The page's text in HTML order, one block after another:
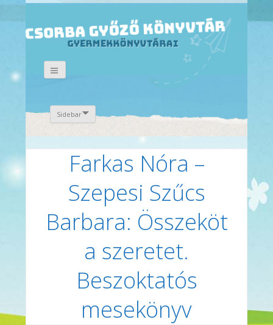
Sidebar
Farkas Nóra –
Szepesi Szűcs
Barbara: Összeköt
a szeretet.
Beszoktatós
mesekönyv